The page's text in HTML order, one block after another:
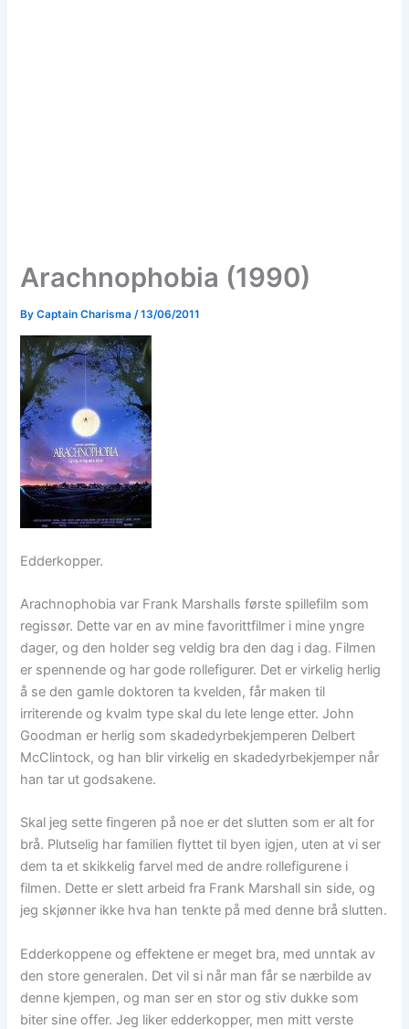
Arachnophobia (1990)
ByCaptain Charisma /13/06/2011
Edderkopper.
Arachnophobia var Frank Marshalls første spillefilm som
regissør. Dette var en av mine favorittfilmer i mine yngre
dager, og den holder seg veldig bra den dag i dag. Filmen
er spennende og har gode rollefigurer. Det er virkelig herlig
å se den gamle doktoren ta kvelden, får maken til
irriterende og kvalm type skal du lete lenge etter. John
Goodman er herlig som skadedyrbekjemperen Delbert
McClintock, og han blir virkelig en skadedyrbekjemper når
han tar ut godsakene.
Skal jeg sette fingeren på noe er det slutten som er alt for
brå. Plutselig har familien flyttet til byen igjen, uten at vi ser
dem ta et skikkelig farvel med de andre rollefigurene i
filmen. Dette er slett arbeid fra Frank Marshall sin side, og
jeg skjønner ikke hva han tenkte på med denne brå slutten.
Edderkoppene og effektene er meget bra, med unntak av
den store generalen. Det vil si når man får se nærbilde av
denne kjempen, og man ser en stor og stiv dukke som
biter sine offer. Jeg liker edderkopper, men mitt verste